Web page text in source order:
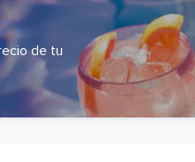
de tu